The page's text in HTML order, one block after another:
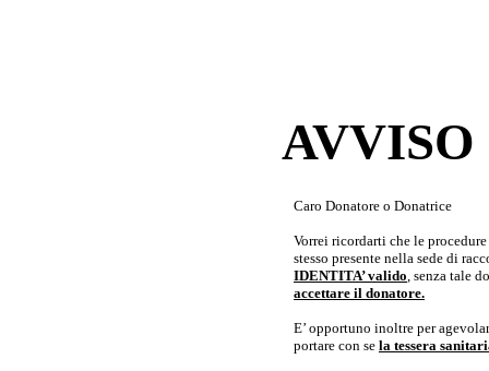
Caro Donatore o Donatrice
Vorrei ricordarti che le
stesso presente nella sede di
IDENTITA’ valido, senza tale
accettare il donatore.
E’ opportuno inoltre per
portare con se la tessera